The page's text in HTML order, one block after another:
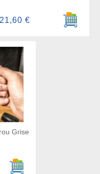
Ajouter
21,60 €
Grise
Ajouter au panier